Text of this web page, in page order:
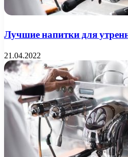
Лучшие напитки для
21.04.2022